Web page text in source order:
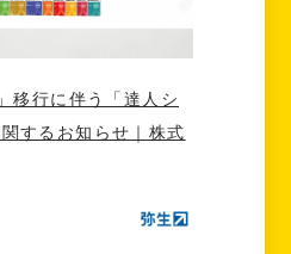
移行に伴う「達人シ
するお知らせ｜株式